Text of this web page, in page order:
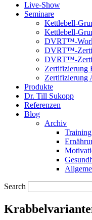
Live-Show
Seminare
Kettlebell-
Kettlebell-
DVRT™-
DVRT™-
DVRT™-
Zertifizierung
Zertifizierung
Produkte
Dr. Till Sukopp
Referenzen
Blog
Archiv
Training
Search